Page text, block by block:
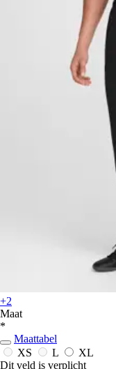
+2
Maat
*
Maattabel
XS
L
XL
Dit veld is verplicht